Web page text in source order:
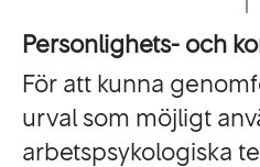
Personlighets- och
För att kunna
urval som möjligt
arbetspsykologiska